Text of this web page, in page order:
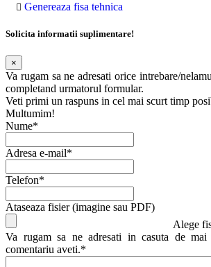
Genereaza fisa tehnica
Solicita informatii suplimentare!
×
Va rugam sa ne adresati orice intrebare/
completand urmatorul formular.
Veti primi un raspuns in cel mai scurt timp
Multumim!
Nume*
Adresa e-mail*
Telefon*
Ataseaza fisier (imagine sau PDF)
Alege
Va rugam sa ne adresati in casuta de
comentariu aveti.*